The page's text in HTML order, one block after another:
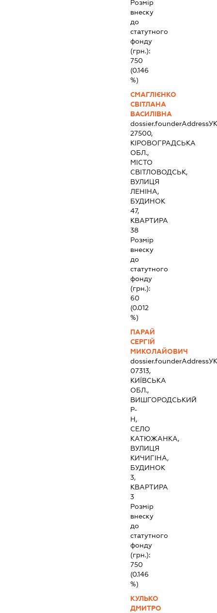
Розмір
внеску
до
статутного
фонду
(грн.):
750
(0.146
%)
СМАГЛІЄНКО
СВІТЛАНА
ВАСИЛІВНА
dossier.founderAddress
27500,
КІРОВОГРАДСЬКА
ОБЛ.,
МІСТО
СВІТЛОВОДСЬК,
ВУЛИЦЯ
ЛЕНІНА,
БУДИНОК
47,
КВАРТИРА
38
Розмір
внеску
до
статутного
фонду
(грн.):
60
(0.012
%)
ПАРАЙ
СЕРГІЙ
МИКОЛАЙОВИЧ
dossier.founderAddress
07313,
КИЇВСЬКА
ОБЛ.,
ВИШГОРОДСЬКИЙ
Р-
Н,
СЕЛО
КАТЮЖАНКА,
ВУЛИЦЯ
КИЧИГІНА,
БУДИНОК
3,
КВАРТИРА
3
Розмір
внеску
до
статутного
фонду
(грн.):
750
(0.146
%)
КУЛЬКО
ДМИТРО